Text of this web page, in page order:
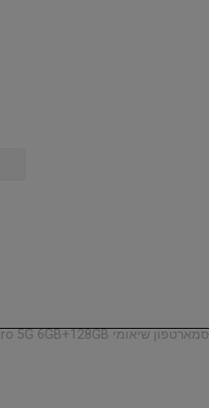
סמארטפון שיאומי Xiaomi Poco M3 Pro 5G 6GB+128GB